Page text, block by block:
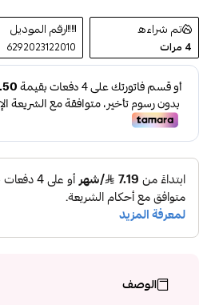
تم شراءه
4 مرات
رقم الموديل
6292023122010
الوصف